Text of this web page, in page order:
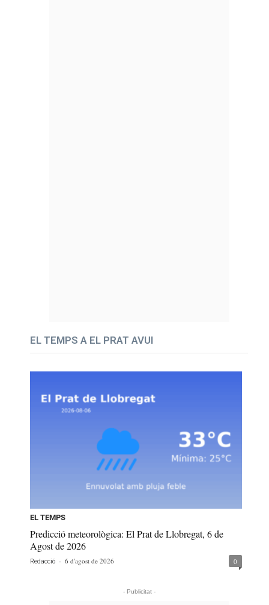
EL TEMPS A EL PRAT AVUI
EL TEMPS
Predicció meteorològica: El Prat de Llobregat, 6 de
Agost de 2026
Redacció - 6 d'agost de 2026 0
- Publicitat -